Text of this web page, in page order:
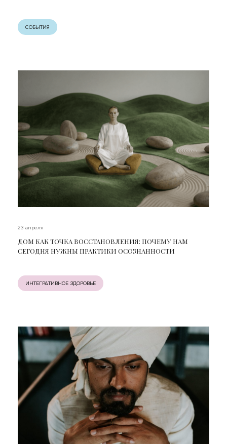
СОБЫТИЯ
23 апреля
ДОМ КАК ТОЧКА ВОССТАНОВЛЕНИЯ: ПОЧЕМУ НАМ
СЕГОДНЯ НУЖНЫ ПРАКТИКИ ОСОЗНАННОСТИ
ИНТЕГРАТИВНОЕ ЗДОРОВЬЕ